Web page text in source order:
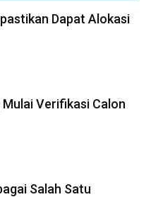
Dapat Alokasi
Verifikasi Calon
Salah Satu